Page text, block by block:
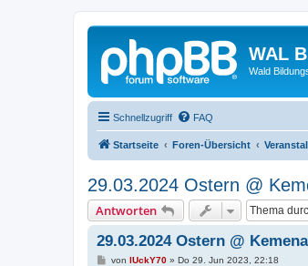
WAL
Wald
Schnellzugriff FAQ
Startseite Foren-Übersicht
29.03.2024 Ostern @
Antworten
29.03.2024 Ostern @
Bvon lUckY70» Do 29. Jun 2023, 22:18